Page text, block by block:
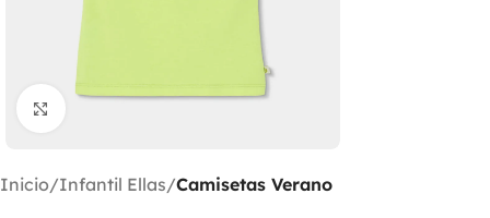
Inicio Infantil Ellas Camisetas Verano